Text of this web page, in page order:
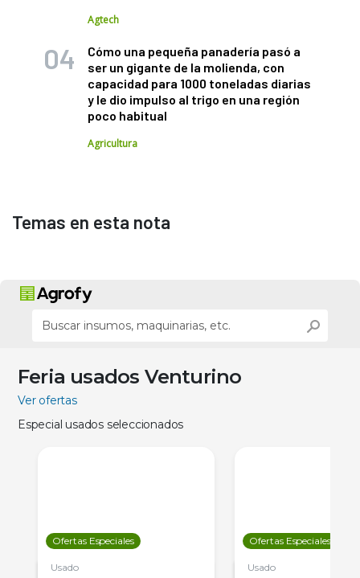
Agtech
Cómo una pequeña panadería pasó a
ser un gigante de la molienda, con
capacidad para 1000 toneladas diarias
y le dio impulso al trigo en una región
poco habitual
Agricultura
Temas en esta nota
Feria usados Venturino
Ver ofertas
Especial usados seleccionados
Ofertas Especiales
Usado
Ofertas Especiales
Usado